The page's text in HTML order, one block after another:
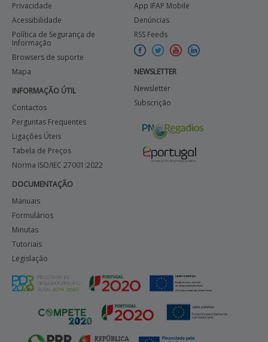
Privacidade
Acessibilidade
Política de Segurança de
Informação
Browsers de suporte
Mapa
INFORMAÇÃO ÚTIL
Contactos
Perguntas Frequentes
Ligações Úteis
Tabela de Preços
Norma ISO/IEC 27001:2022
DOCUMENTAÇÃO
Manuais
Formulários
Minutas
Tutoriais
Legislação
App IFAP Mobile
Denúncias
RSS Feeds
NEWSLETTER
Newsletter
Subscrição